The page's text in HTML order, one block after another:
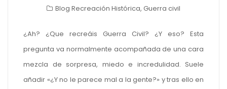
Blog Recreación Histórica, Guerra civil
¿Ah? ¿Que recreáis Guerra Civil? ¿Y eso? Esta
pregunta va normalmente acompañada de una cara
mezcla de sorpresa, miedo e incredulidad. Suele
añadir «¿Y no le parece mal a la gente?» y tras ello en